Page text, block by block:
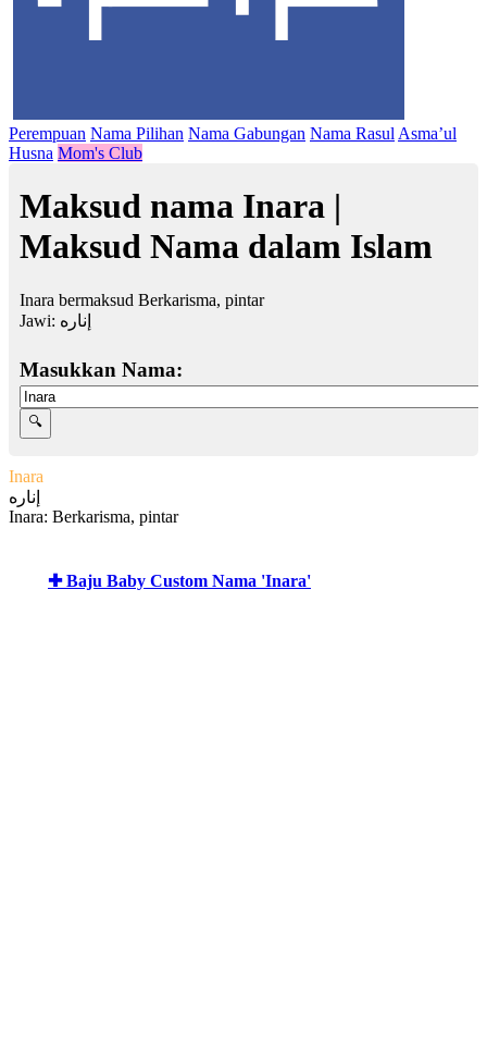
Perempuan Nama Pilihan Nama Gabungan Nama Rasul Asma’ul
Husna Mom's Club
Maksud nama Inara |
Maksud Nama dalam Islam
Inara bermaksud Berkarisma, pintar
Jawi: إناره
Masukkan Nama:
Inara
إناره
Inara: Berkarisma, pintar
✚ Baju Baby Custom Nama 'Inara'